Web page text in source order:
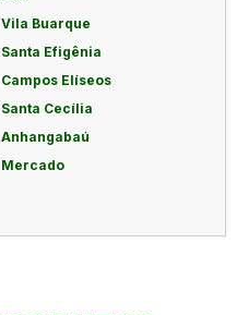
Vila Buarque
Santa Efigênia
Campos Elíseos
Santa Cecília
Anhangabaú
Mercado